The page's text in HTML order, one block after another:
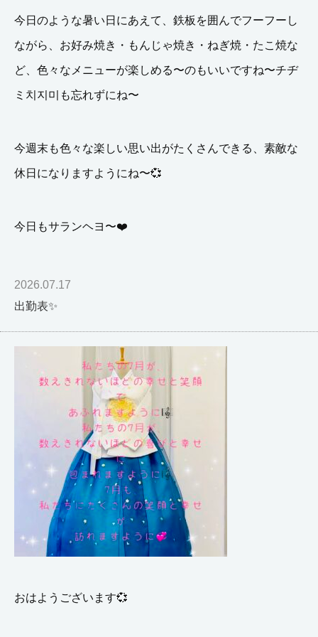
今日のような暑い日にあえて、鉄板を囲んでフーフーし
ながら、お好み焼き・もんじゃ焼き・ねぎ焼・たこ焼な
ど、色々なメニューが楽しめる〜のもいいですね〜チヂ
ミ치지미も忘れずにね〜
今週末も色々な楽しい思い出がたくさんできる、素敵な
休日になりますようにね〜💞
今日もサランヘヨ〜❤️
2026.07.17
出勤表✨
おはようございます💞